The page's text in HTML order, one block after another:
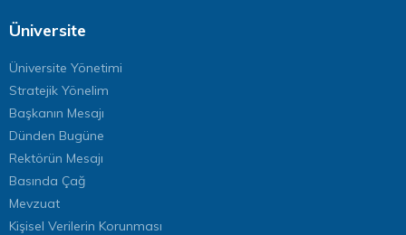
Üniversite
Üniversite Yönetimi
Stratejik Yönelim
Başkanın Mesajı
Dünden Bugüne
Rektörün Mesajı
Basında Çağ
Mevzuat
Kişisel Verilerin Korunması